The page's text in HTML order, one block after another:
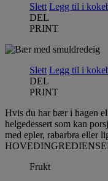
Slett Legg til i
DEL
PRINT
Slett Legg til i
DEL
PRINT
Hvis du har bær i hagen
helgedessert som kan
med epler, rabarbra eller
Frukt